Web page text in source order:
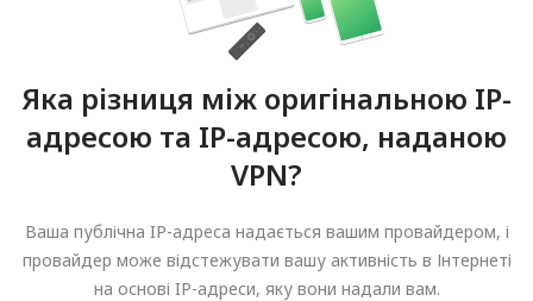
Яка різниця між оригінальною IP-
адресою та IP-адресою, наданою
VPN?
Ваша публічна IP-адреса надається вашим провайдером, і
провайдер може відстежувати вашу активність в Інтернеті
на основі IP-адреси, яку вони надали вам.